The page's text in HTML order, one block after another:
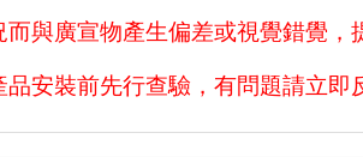
與廣宣物產生偏差或視覺錯覺，
安裝前先行查驗，有問題請立即